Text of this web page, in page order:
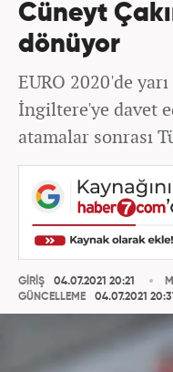
Cüneyt
dönüyor
EURO 2020'de
İngiltere'ye davet
atamalar sonrası
GİRİŞ
04.07.2021 20:21
GÜNCELLEME
04.07.2021